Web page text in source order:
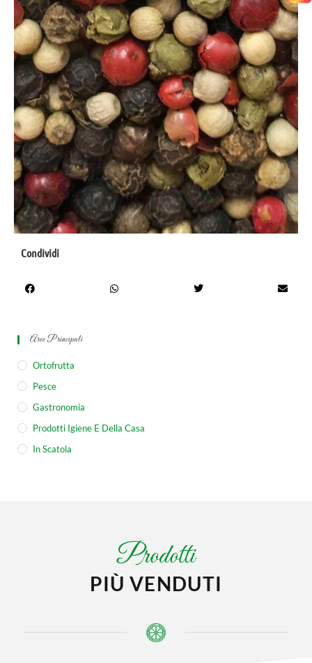
Aree Principali
Ortofrutta
Pesce
Gastronomia
Prodotti Igiene E Della Casa
In Scatola
Condividi
Prodotti
PIÙ VENDUTI